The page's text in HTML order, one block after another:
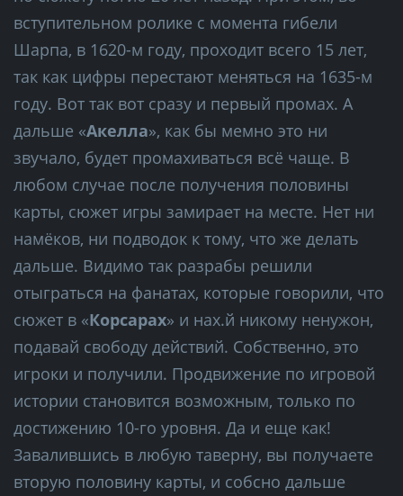
вступительном ролике с момента гибели
Шарпа, в 1620-м году, проходит всего 15 лет,
так как цифры перестают меняться на 1635-м
году. Вот так вот сразу и первый промах. А
дальше «Акелла», как бы мемно это ни
звучало, будет промахиваться всё чаще. В
любом случае после получения половины
карты, сюжет игры замирает на месте. Нет ни
намёков, ни подводок к тому, что же делать
дальше. Видимо так разрабы решили
отыграться на фанатах, которые говорили, что
сюжет в «Корсарах» и нах.й никому ненужон,
подавай свободу действий. Собственно, это
игроки и получили. Продвижение по игровой
истории становится возможным, только по
достижению 10-го уровня. Да и еще как!
Завалившись в любую таверну, вы получаете
вторую половину карты, и собсно дальше